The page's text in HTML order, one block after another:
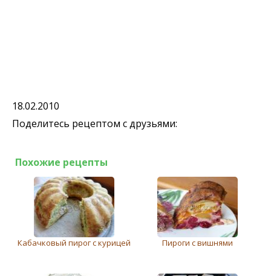
18.02.2010
Поделитесь рецептом с друзьями:
Похожие рецепты
Кабачковый пирог с курицей Пироги с вишнями